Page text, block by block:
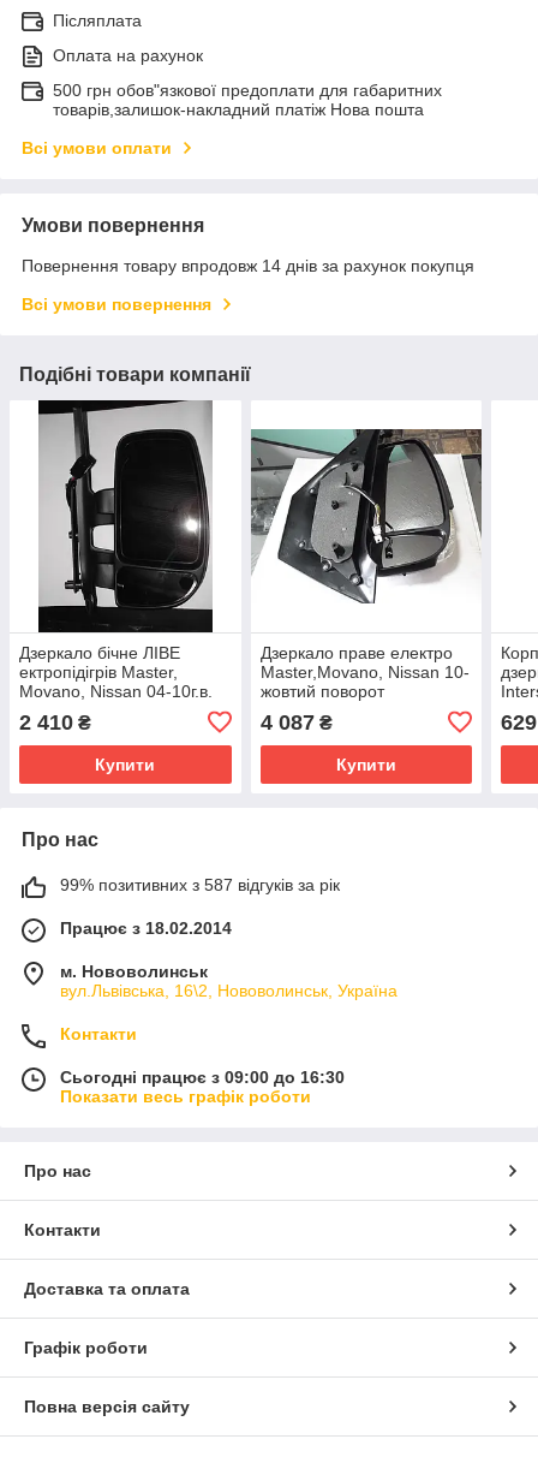
Післяплата
Оплата на рахунок
500 грн обов"язкової предоплати для габаритних
товарів,залишок-накладний платіж Нова пошта
Всі умови оплати
Умови повернення
Повернення товару впродовж 14 днів за рахунок покупця
Всі умови повернення
Подібні товари компанії
Дзеркало бічне ЛІВЕ
ектропідігрів Master,
Movano, Nissan 04-10г.в.
2 410 ₴
Купити
Дзеркало праве електро
Master,Movano, Nissan 10-
жовтий поворот
4 087₴
Купити
629
Про нас
99% позитивних з 587 відгуків за рік
Працює з 18.02.2014
м. Нововолинськ
вул.Львівська, 16\2, Нововолинськ, Україна
Контакти
Сьогодні працює з 09:00 до 16:30
Показати весь графік роботи
Про нас
Контакти
Доставка та оплата
Графік роботи
Повна версія сайту